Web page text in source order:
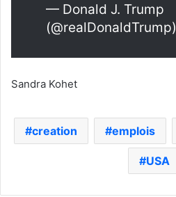
— Donald J. Trump
(@realDonaldTrump)
Sandra Kohet
creation emplois
USA